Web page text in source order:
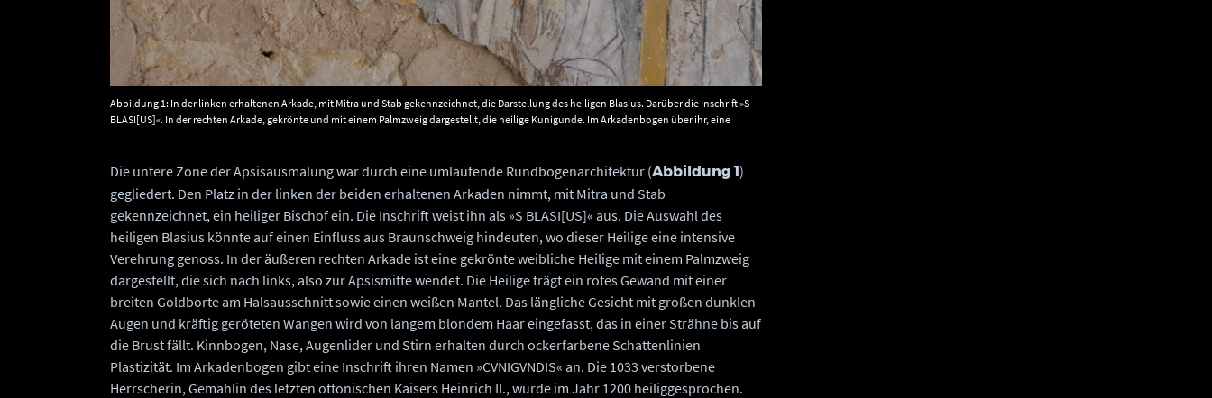
Abbildung 1: In der linken erhaltenen Arkade, mit Mitra und Stab gekennzeichnet, die Darstellung des heiligen Blasius. Darüber die Inschrift »S
BLASI[US]«. In der rechten Arkade, gekrönte und mit einem Palmzweig dargestellt, die heilige Kunigunde. Im Arkadenbogen über ihr, eine
Die untere Zone der Apsisausmalung war durch eine umlaufende Rundbogenarchitektur (Abbildung 1)
gegliedert. Den Platz in der linken der beiden erhaltenen Arkaden nimmt, mit Mitra und Stab
gekennzeichnet, ein heiliger Bischof ein. Die Inschrift weist ihn als »S BLASI[US]« aus. Die Auswahl des
heiligen Blasius könnte auf einen Einfluss aus Braunschweig hindeuten, wo dieser Heilige eine intensive
Verehrung genoss. In der äußeren rechten Arkade ist eine gekrönte weibliche Heilige mit einem Palmzweig
dargestellt, die sich nach links, also zur Apsismitte wendet. Die Heilige trägt ein rotes Gewand mit einer
breiten Goldborte am Halsausschnitt sowie einen weißen Mantel. Das längliche Gesicht mit großen dunklen
Augen und kräftig geröteten Wangen wird von langem blondem Haar eingefasst, das in einer Strähne bis auf
die Brust fällt. Kinnbogen, Nase, Augenlider und Stirn erhalten durch ockerfarbene Schattenlinien
Plastizität. Im Arkadenbogen gibt eine Inschrift ihren Namen »CVNIGVNDIS« an. Die 1033 verstorbene
Herrscherin, Gemahlin des letzten ottonischen Kaisers Heinrich II., wurde im Jahr 1200 heiliggesprochen.